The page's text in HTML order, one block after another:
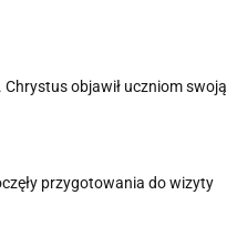
Chrystus objawił uczniom swoją
przygotowania do wizyty